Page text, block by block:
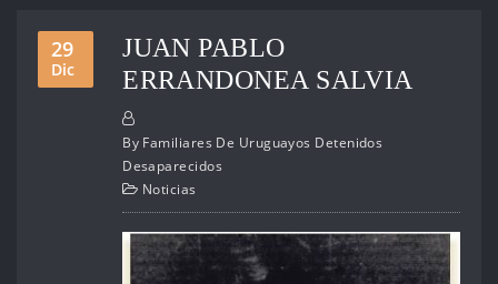
29
Dic
JUAN PABLO
ERRANDONEA SALVIA
By Familiares De Uruguayos Detenidos
Desaparecidos
Noticias